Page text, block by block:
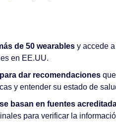
de 50 wearables y accede
en EE.UU.
dar recomendaciones
y entender su estado de
basan en fuentes
para verificar la